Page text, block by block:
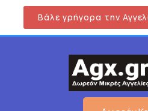
Βάλε γρήγορα την